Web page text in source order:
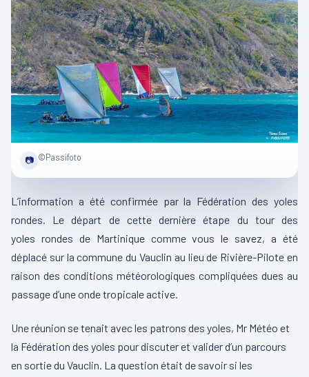
📷 ©Passifoto
L’information a été confirmée par la Fédération des yoles
rondes. Le départ de cette dernière étape du tour des
yoles rondes de Martinique commevous le savez, a été
déplacé sur la commune du Vauclin au lieu de Rivière-Pilote en
raison des conditions météorologiques compliquées dues au
passage d’une onde tropicale active.
Une réunion se tenait avec les patrons des yoles, Mr Météo et
la Fédération des yoles pour discuter et valider d’un parcours
en sortie du Vauclin. La question était de savoir si les